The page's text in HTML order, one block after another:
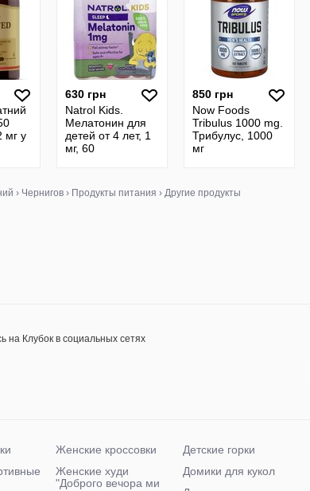
мг у
630 грн
Natrol Kids.
Мелатонин для
детей от 4 лет, 1
мг, 60
Мелатонін для
дітей від 4
850 грн
Now Foods
Tribulus 1000 mg.
Трибулус, 1000
мг
› Чернигов › Продукты питания › Другие продукты
на Клубок в социальных сетях
Женские кроссовки
Женские худи
"Доброго вечора ми
Детские горки
Домики для кукол